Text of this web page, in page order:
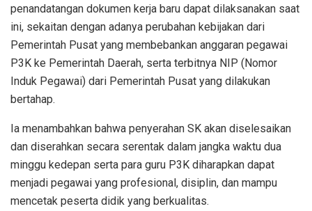
penandatangan dokumen kerja baru dapat dilaksanakan saat
ini, sekaitan dengan adanya perubahan kebijakan dari
Pemerintah Pusat yang membebankan anggaran pegawai
P3K ke Pemerintah Daerah, serta terbitnya NIP (Nomor
Induk Pegawai) dari Pemerintah Pusat yang dilakukan
bertahap.
Ia menambahkan bahwa penyerahan SK akan diselesaikan
dan diserahkan secara serentak dalam jangka waktu dua
minggu kedepan serta para guru P3K diharapkan dapat
menjadi pegawai yang profesional, disiplin, dan mampu
mencetak peserta didik yang berkualitas.